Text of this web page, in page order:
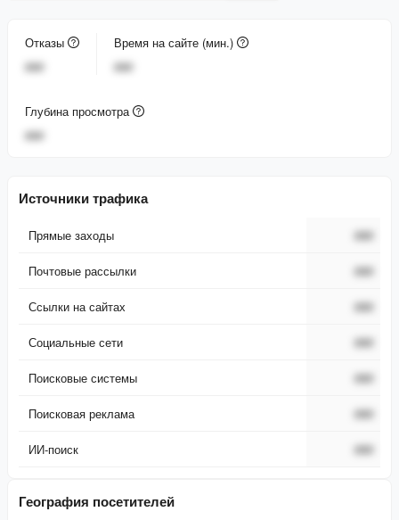
Отказы
###
Время на сайте (мин.)
###
Глубина просмотра
###
Источники трафика
Прямые заходы ###
Почтовые рассылки ###
Ссылки на сайтах ###
Социальные сети ###
Поисковые системы ###
Поисковая реклама ###
ИИ-поиск ###
География посетителей